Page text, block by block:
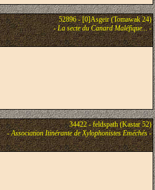
52896 - [0]Asgeir (Tomawak 24)
-La secte du Canard Maléfique...-
34422 - feldspath (Kastar 52)
-Association Itinérante de Xylophonistes Eméchés-